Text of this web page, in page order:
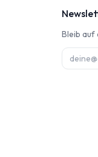
Kundeninformation
Bleib auf